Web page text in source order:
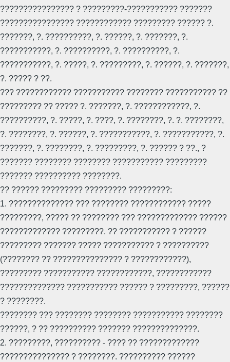
???????????????? ? ?????????-??????????? ???????
???????????????? ???????????? ????????? ?????? ?.
???????, ?. ??????????, ?. ??????, ?. ???????, ?.
???????????, ?. ??????????, ?. ??????????, ?.
???????????, ?. ?????, ?. ?????????, ?. ??????, ?. ???????,
?. ????? ? ??.
??? ???????????? ??????????? ???????? ??????????? ??
????????? ?? ????? ?. ???????, ?. ????????????, ?.
??????????, ?. ?????, ?. ????, ?. ????????, ?. ?. ????????,
?. ????????, ?. ??????, ?. ???????????, ?. ???????????, ?.
???????, ?. ????????, ?. ?????????, ?. ?????? ? ??., ?
??????? ???????? ???????? ??????????? ?????????
??????? ?????????? ????????.
?? ?????? ????????? ????????? ?????????:
1. ?????????????? ??? ???????? ???????????? ?????
?????????, ????? ?? ???????? ??? ????????????? ??????
????????????? ?????????. ?? ??????????? ? ??????
????????? ??????? ????? ??????????? ? ??????????
(???????? ?? ??????????????? ? ????????????),
????????? ??????????? ????????????, ????????????
?????????????? ??????????? ?????? ? ?????????, ??????
? ????????.
???????? ??? ???????? ???????? ??????????? ????????
??????, ? ?? ?????????? ??????? ??????????????.
2. ?????????, ?????????? - ???? ?? ?????????????
??????????????? ? ????????. ?????????? ??????